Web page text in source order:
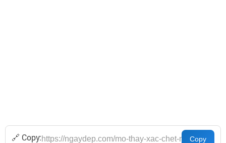
🔗 Copy: